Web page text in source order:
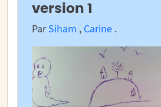
version 1
ParSiham , Carine .